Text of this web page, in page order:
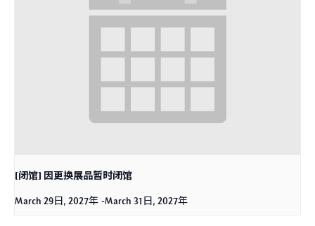
[闭馆] 因更换展品暂时闭馆
March 29日, 2027年 -March 31日, 2027年